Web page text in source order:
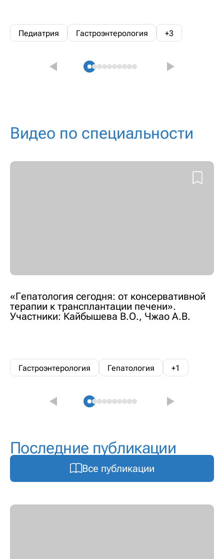
Педиатрия Гастроэнтерология +3
Видео по специальности
«Гепатология сегодня: от консервативной
терапии к трансплантации печени».
Участники: Кайбышева В.О., Чжао А.В.
Гастроэнтерология Гепатология +1
Последние публикации
Все публикации